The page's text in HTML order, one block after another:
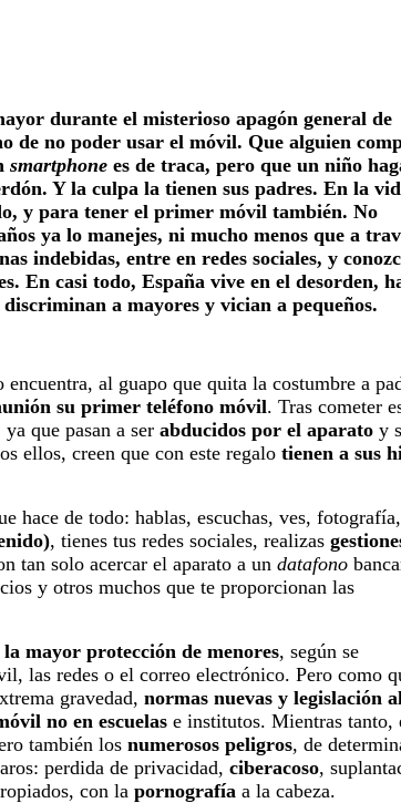
durante el misterioso apagón general de
de no poder usar el móvil. Que alguien
smartphone es de traca, pero que un niño
Y la culpa la tienen sus padres. En la
y para tener el primer móvil también. No
ya lo manejes, ni mucho menos que a
indebidas, entre en redes sociales, y
En casi todo, España vive en el desorden,
a mayores y vician a pequeños.
al guapo que quita la costumbre a
su primer teléfono móvil. Tras cometer
que pasan a ser abducidos por el aparato y
ellos, creen que con este regalo tienen a sus
hace de todo: hablas, escuchas, ves, fotografía,
, tienes tus redes sociales, realizas
tan solo acercar el aparato a un datafono
y otros muchos que te proporcionan las
mayor protección de menores, según se
las redes o el correo electrónico. Pero como
gravedad, normas nuevas y legislación
no en escuelas e institutos. Mientras tanto,
también los numerosos peligros, de
perdida de privacidad, ciberacoso,
con la pornografía a la cabeza.